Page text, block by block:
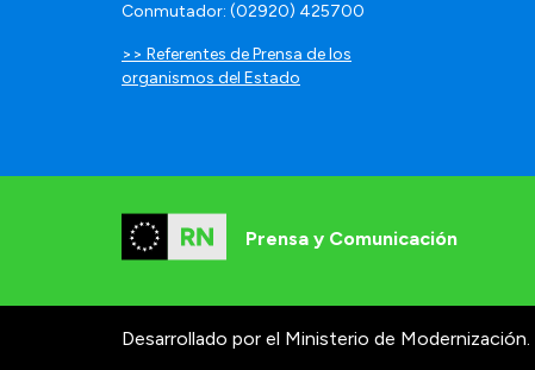
Conmutador: (02920) 425700
>> Referentes de Prensa de los
organismos del Estado
Prensa y Comunicación
Desarrollado por el Ministerio de Modernización.